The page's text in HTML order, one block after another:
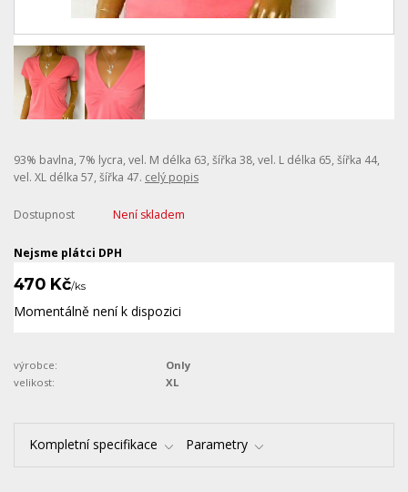
93% bavlna, 7% lycra, vel. M délka 63, šířka 38, vel. L délka 65, šířka 44,
vel. XL délka 57, šířka 47. celý popis
Dostupnost Není skladem
Nejsme plátci DPH
470 Kč/ks
Momentálně není k dispozici
výrobce:
Only
velikost:
XL
Kompletní specifikace Parametry